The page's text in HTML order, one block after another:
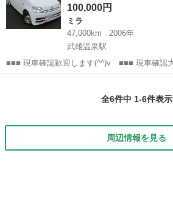
100,000円
ミラ
47,000km
2006年
武雄温泉駅
■■■ 現車確認歓迎します(^^)v ■■■ 現車確認大歓迎です。（最寄駅は
ＪＲ武雄温泉） 現車確認は気に入ったらその場で決断できる位の 本気
全6件中 1-6件表示
周辺情報を見る